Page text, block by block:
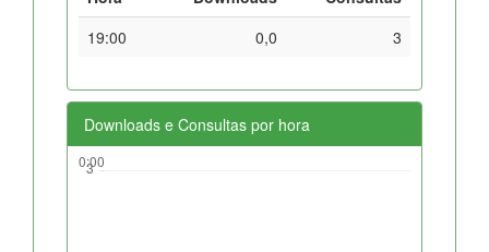
19:00
0,0 3
Downloads e Consultas por hora